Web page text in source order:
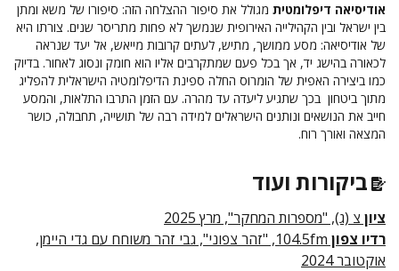
אודיסיאה דיפלומטית מגולל את סיפור ההצלחה הזה: סיפורו של משא ומתן
בין ישראל ובין הקהילייה האירופית שנמשך לא פחות מתריסר שנים. צורתו היא
של אודיסיאה: מסע ממושך, מתיש, לעתים קרובות מייאש, אל יעד שנראה
לכאורה בהישג יד, אך בכל פעם שמתקרבים אליו הוא חומק ונסוג לאחור. בדיוק
כמו ביצירה האפית של הומרוס החלה ספינת הדיפלומטיה הישראלית להפליג
מתוך ביטחון בכך שתגיע ליעדה עד מהרה. עם הזמן התרבו התלאות, והמסע
חייב את הנושאים ונותנים הישראלים למידה רבה של תושייה, תחבולה, כושר
המצאה ואורך רוח.
ביקורות ועוד
ציון צ (ג), "מספרות המחקר", מרץ 2025
רדיו צפון
104.5fm, "זהר צפוני", גבי זהר משוחח עם גדי היימן,
אוקטובר 2024